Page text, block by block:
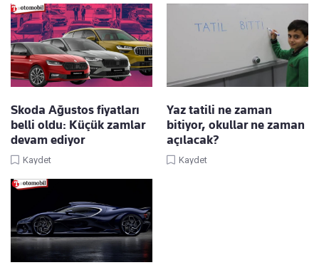
Skoda Ağustos fiyatları
belli oldu: Küçük zamlar
devam ediyor
Kaydet
Yaz tatili ne zaman
bitiyor, okullar ne zaman
açılacak?
Kaydet